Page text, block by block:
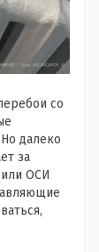
со
далеко
за
или ОСИ